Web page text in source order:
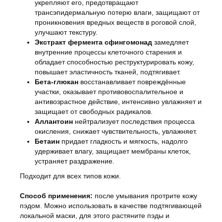
укрепляют его, предотвращают
трансэпидермальную потерю влаги, защищают от
проникновения вредных веществ в роговой слой,
улучшают текстуру.
Экстракт фермента сфингомонад замедляет
внутренние процессы клеточного старения и
обладает способностью реструктурировать кожу,
повышает эластичность тканей, подтягивает.
Бета-глюкан восстанавливает повреждённые
участки, оказывает противовоспалительное и
антивозрастное действие, интенсивно увлажняет и
защищает от свободных радикалов.
Аллантоин нейтрализует последствия процесса
окисления, снижает чувствительность, увлажняет.
Бетаин придает гладкость и мягкость, надолго
удерживает влагу, защищает мембраны клеток,
устраняет раздражение.
Подходит для всех типов кожи.
Способ применения: после умывания протрите кожу
пэдом. Можно использовать в качестве подтягивающей
локальной маски, для этого растяните пэды и